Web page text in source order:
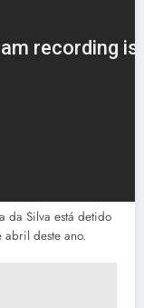
da Silva está detido
abril deste ano.